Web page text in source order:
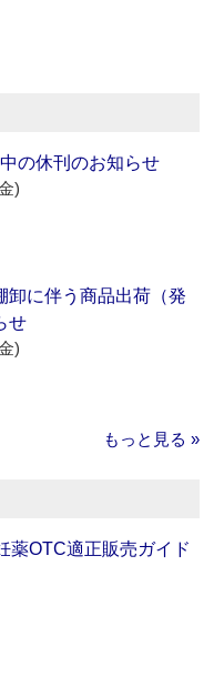
の休刊のお知らせ
)
卸に伴う商品出荷（発
せ
)
もっと見る »
薬OTC適正販売ガイド